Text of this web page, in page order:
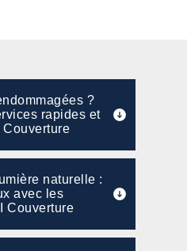
?
rapides et
naturelle :
avec les
Couverture